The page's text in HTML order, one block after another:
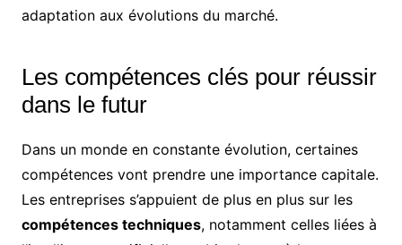
adaptation aux évolutions du marché.
Les compétences clés pour réussir
dans le futur
Dans un monde en constante évolution, certaines
compétences vont prendre une importance capitale.
Les entreprises s’appuient de plus en plus sur les
compétences techniques, notamment celles liées à